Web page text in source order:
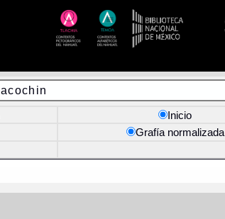
Inicio
Grafía normalizada